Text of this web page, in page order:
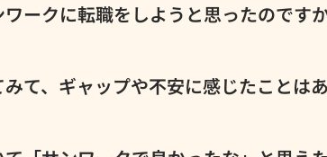
ークに転職をしようと思ったのです
が切り替わりました。 サンワークを選んだ理
補にあったけど、「子どものために安定した仕
て、ギャップや不安に感じたことは